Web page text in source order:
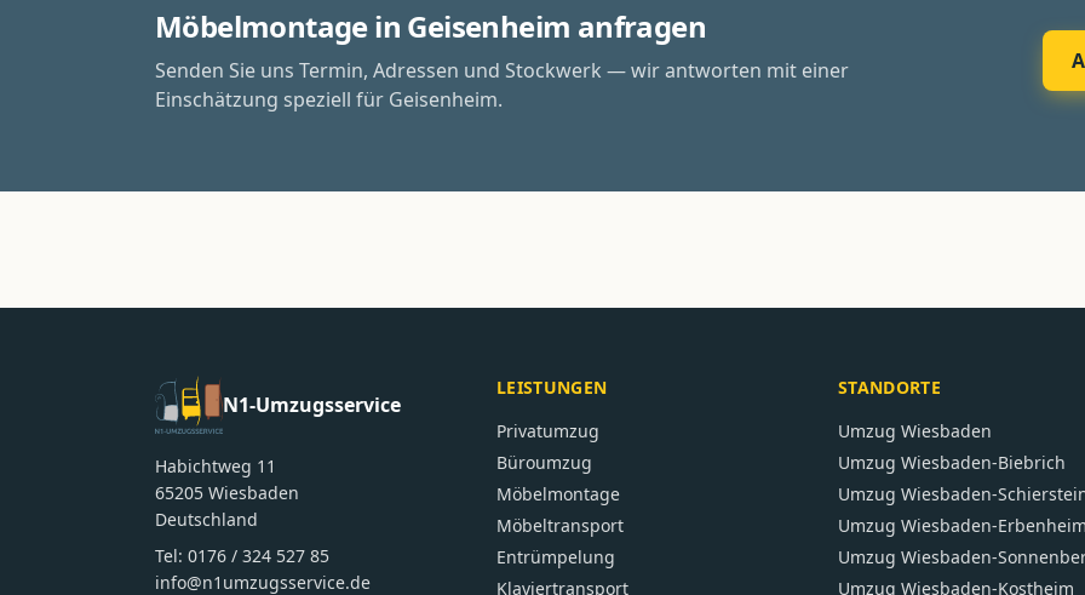
Möbelmontage in Geisenheim anfragen
Senden Sie uns Termin, Adressen und Stockwerk — wir antworten mit einer
Einschätzung speziell für Geisenheim.
N1-Umzugsservice
Habichtweg 11
65205 Wiesbaden
Deutschland
Tel: 0176 / 324 527 85
info@n1umzugsservice.de
LEISTUNGEN
Privatumzug
Büroumzug
Möbelmontage
Möbeltransport
Entrümpelung
Klaviertransport
STANDORTE
Umzug Wiesbaden
Umzug Wiesbaden-Biebrich
Umzug Wiesbaden-
Umzug Wiesbaden-
Umzug Wiesbaden-
Umzug Wiesbaden-Kostheim